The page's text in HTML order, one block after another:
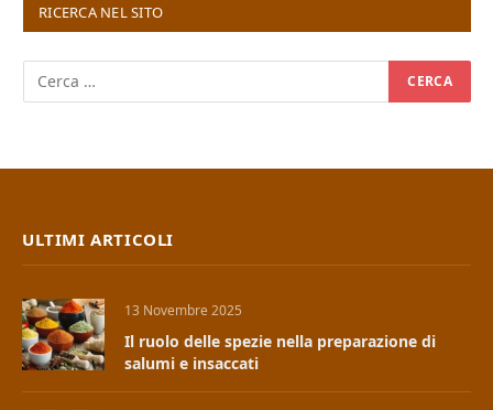
RICERCA NEL SITO
ULTIMI ARTICOLI
13 Novembre 2025
Il ruolo delle spezie nella preparazione di
salumi e insaccati